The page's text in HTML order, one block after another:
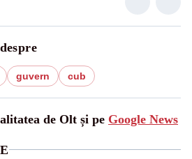
guvern cub
de Olt și pe Google News